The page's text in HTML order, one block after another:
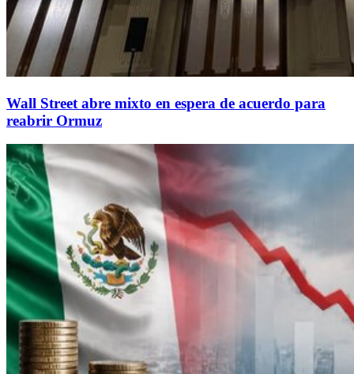
Wall Street abre mixto en espera de acuerdo para
reabrir Ormuz